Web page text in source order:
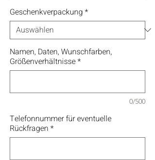
Geschenkverpackung *
Namen, Daten, Wunschfarben,
Größenverhältnisse*
0/500
Telefonnummer für eventuelle
Rückfragen *